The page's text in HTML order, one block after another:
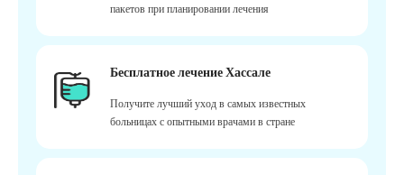
пакетов при планировании лечения
Бесплатное лечение Хассале
Получите лучший уход в самых известных
больницах с опытными врачами в стране